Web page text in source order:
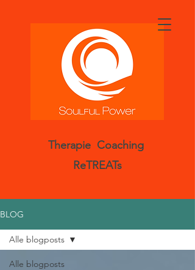
Therapie Coaching
ReTREATs
BLOG
Alle blogposts
Alle blogposts